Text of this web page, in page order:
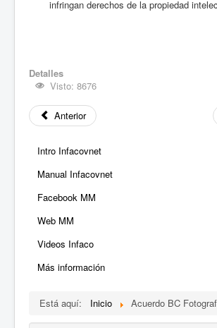
infringan derechos de la propiedad
Detalles
Visto: 8676
Anterior
Intro Infacovnet
Manual Infacovnet
Facebook MM
Web MM
Videos Infaco
Más información
Está aquí: Inicio Acuerdo BC